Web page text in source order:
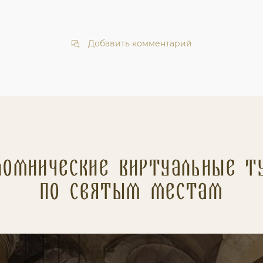
Добавить комментарий
Виртуальные
по святым местам